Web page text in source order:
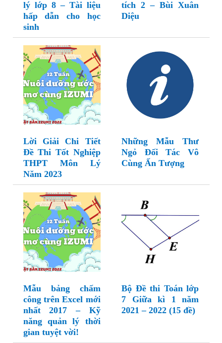
lý lớp 8 – Tài liệu
hấp dẫn cho học
sinh
tích 2 – Bùi Xuân
Diệu
Lời Giải Chi Tiết
Đề Thi Tốt Nghiệp
THPT Môn Lý
Năm 2023
Những Mẫu Thư
Ngỏ Đối Tác Vô
Cùng Ấn Tượng
Mẫu bảng chấm
công trên Excel mới
nhất 2017 – Kỹ
năng quản lý thời
gian tuyệt vời!
Bộ Đề thi Toán lớp
7 Giữa kì 1 năm
2021 – 2022 (15 đề)